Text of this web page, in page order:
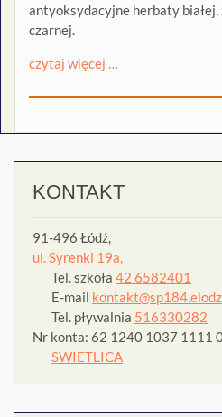
antyoksydacyjne herbaty
czarnej.
czytaj więcej …
KONTAKT
91-496 Łódź,
ul. Syrenki 19a,
Tel. szkoła 42 6582401
E-mail
Tel. pływalnia 516330282
Nr konta: 62 1240 1037 1111
SWIETLICA